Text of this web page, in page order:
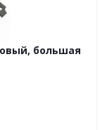
большая